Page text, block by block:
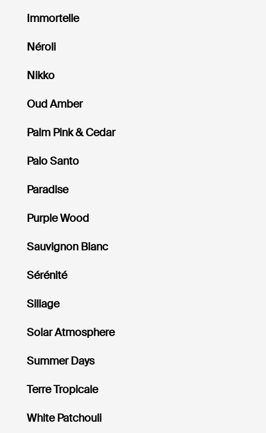
Immortelle
Néroli
Nikko
Oud Amber
Palm Pink & Cedar
Palo Santo
Paradise
Purple Wood
Sauvignon Blanc
Sérénité
Sillage
Solar Atmosphere
Summer Days
Terre Tropicale
White Patchouli